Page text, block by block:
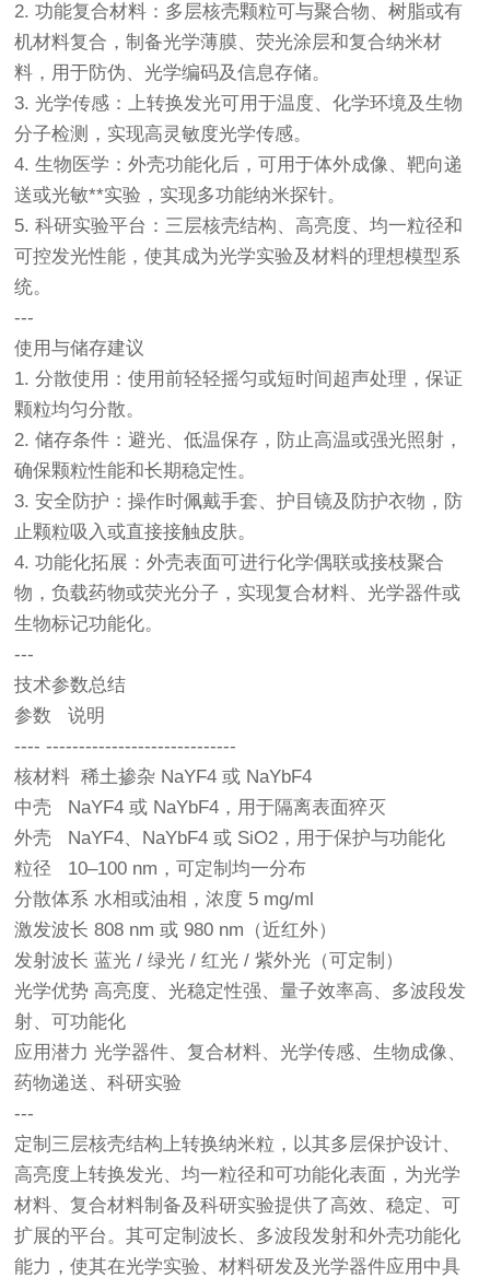
2. 功能复合材料：多层核壳颗粒可与聚合物、树脂或有
机材料复合，制备光学薄膜、荧光涂层和复合纳米材
料，用于防伪、光学编码及信息存储。
3. 光学传感：上转换发光可用于温度、化学环境及生物
分子检测，实现高灵敏度光学传感。
4. 生物医学：外壳功能化后，可用于体外成像、靶向递
送或光敏**实验，实现多功能纳米探针。
5. 科研实验平台：三层核壳结构、高亮度、均一粒径和
可控发光性能，使其成为光学实验及材料的理想模型系
统。
---
使用与储存建议
1. 分散使用：使用前轻轻摇匀或短时间超声处理，保证
颗粒均匀分散。
2. 储存条件：避光、低温保存，防止高温或强光照射，
确保颗粒性能和长期稳定性。
3. 安全防护：操作时佩戴手套、护目镜及防护衣物，防
止颗粒吸入或直接接触皮肤。
4. 功能化拓展：外壳表面可进行化学偶联或接枝聚合
物，负载药物或荧光分子，实现复合材料、光学器件或
生物标记功能化。
---
技术参数总结
参数 说明
---- -----------------------------
核材料 稀土掺杂 NaYF4 或 NaYbF4
中壳 NaYF4 或 NaYbF4，用于隔离表面猝灭
外壳 NaYF4、NaYbF4 或 SiO2，用于保护与功能化
粒径 10–100 nm，可定制均一分布
分散体系 水相或油相，浓度 5 mg/ml
激发波长 808 nm 或 980 nm（近红外）
发射波长 蓝光 / 绿光 / 红光 / 紫外光（可定制）
光学优势 高亮度、光稳定性强、量子效率高、多波段发
射、可功能化
应用潜力 光学器件、复合材料、光学传感、生物成像、
药物递送、科研实验
---
定制三层核壳结构上转换纳米粒，以其多层保护设计、
高亮度上转换发光、均一粒径和可功能化表面，为光学
材料、复合材料制备及科研实验提供了高效、稳定、可
扩展的平台。其可定制波长、多波段发射和外壳功能化
能力，使其在光学实验、材料研发及光学器件应用中具